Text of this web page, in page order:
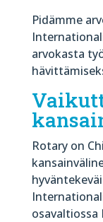
Pidämme
arvokasta
Rotary on
osavaltiossa